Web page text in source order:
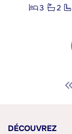
3
2
DÉCOUVREZ